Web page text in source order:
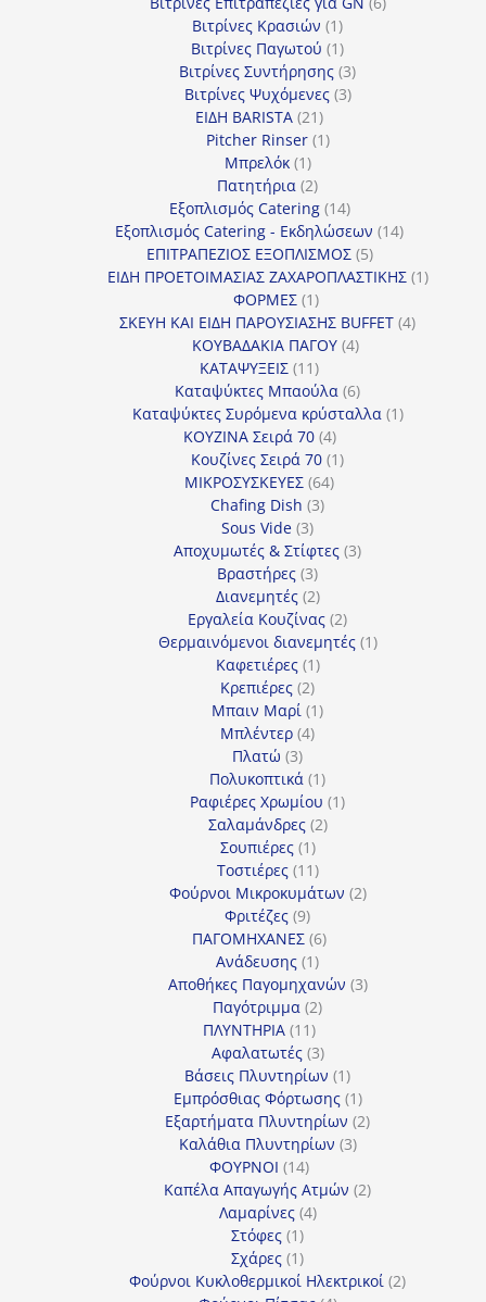
Βιτρίνες Κρασιών 11
προϊόν
Βιτρίνες Παγωτού 11
προϊόν
Βιτρίνες Συντήρησης 33
προϊόντα
Βιτρίνες Ψυχόμενες 33
ΕΙΔΗ BARISTA 2121
προϊόντα
Pitcher Rinser 11
Μπρελόκ 11
προϊόν
Πατητήρια 22
προϊόντα
Εξοπλισμός Catering 1414
προϊόντα
Εξοπλισμός Catering - Εκδηλώσεων 1414
ΕΠΙΤΡΑΠΕΖΙΟΣ ΕΞΟΠΛΙΣΜΟΣ 55
προϊόντα
ΕΙΔΗ ΠΡΟΕΤΟΙΜΑΣΙΑΣ ΖΑΧΑΡΟΠΛΑΣΤΙΚΗΣ 11
ΦΟΡΜΕΣ 11
προϊόν
ΣΚΕΥΗ ΚΑΙ ΕΙΔΗ ΠΑΡΟΥΣΙΑΣΗΣ BUFFET 44
ΚΟΥΒΑΔΑΚΙΑ ΠΑΓΟΥ 44
ΚΑΤΑΨΥΞΕΙΣ 1111
προϊόντα
Καταψύκτες Μπαούλα 66
προϊόντα
Καταψύκτες Συρόμενα κρύσταλλα 11
ΚΟΥΖΙΝΑ Σειρά 70 44
προϊόντα
Κουζίνες Σειρά 70 11
ΜΙΚΡΟΣΥΣΚΕΥΕΣ 6464
Chafing Dish 33
Sous Vide 33
προϊόντα
Αποχυμωτές & Στίφτες 33
Βραστήρες 33
προϊόντα
Διανεμητές 22
προϊόντα
Εργαλεία Κουζίνας 22
προϊόντα
Θερμαινόμενοι διανεμητές 11
Καφετιέρες 11
προϊόν
Κρεπιέρες 22
προϊόντα
Μπαιν Μαρί 11
Μπλέντερ 44
Πλατώ 33
προϊόντα
Πολυκοπτικά 11
προϊόν
Ραφιέρες Χρωμίου 11
Σαλαμάνδρες 22
Σουπιέρες 11
προϊόν
Τοστιέρες 1111
προϊόντα
Φούρνοι Μικροκυμάτων 22
Φριτέζες 99
προϊόντα
ΠΑΓΟΜΗΧΑΝΕΣ 66
Ανάδευσης 11
προϊόν
Αποθήκες Παγομηχανών 33
Παγότριμμα 22
ΠΛΥΝΤΗΡΙΑ 1111
προϊόντα
Αφαλατωτές 33
προϊόντα
Βάσεις Πλυντηρίων 11
προϊόν
Εμπρόσθιας Φόρτωσης 11
προϊόν
Εξαρτήματα Πλυντηρίων 22
Καλάθια Πλυντηρίων 33
ΦΟΥΡΝΟΙ 1414
προϊόντα
Καπέλα Απαγωγής Ατμών 22
Λαμαρίνες 44
Στόφες 11
προϊόν
Σχάρες 11
προϊόν
Φούρνοι Κυκλοθερμικοί Ηλεκτρικοί 22